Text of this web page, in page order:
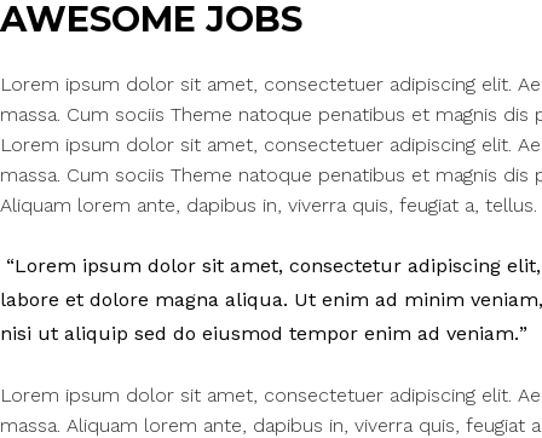
AWESOME JOBS
Lorem ipsum dolor sit amet, consectetuer adipiscing elit.
massa. Cum sociis Theme natoque penatibus et magnis
Lorem ipsum dolor sit amet, consectetuer adipiscing elit.
massa. Cum sociis Theme natoque penatibus et magnis
Aliquam lorem ante, dapibus in, viverra quis, feugiat a, tellus.
Lorem ipsum dolor sit amet, consectetur adipiscing
labore et dolore magna aliqua. Ut enim ad minim
nisi ut aliquip sed do eiusmod tempor enim ad veniam.
Lorem ipsum dolor sit amet, consectetuer adipiscing elit.
massa. Aliquam lorem ante, dapibus in, viverra quis, feugiat